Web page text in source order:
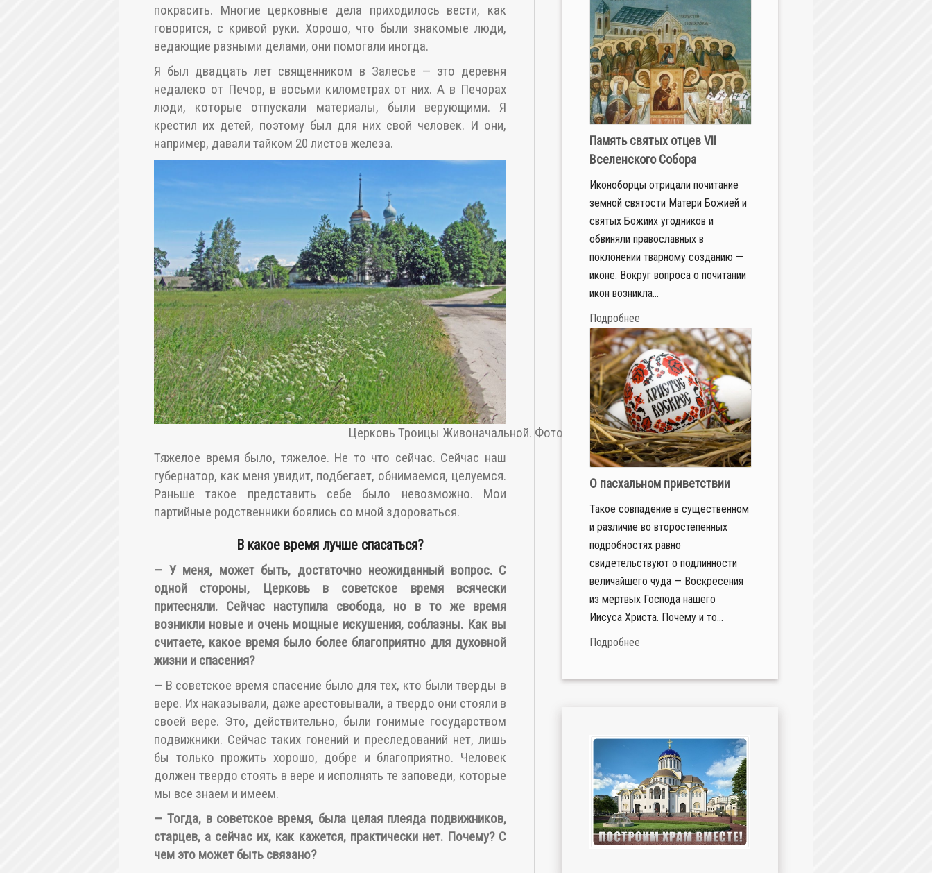
покрасить. Многие церковные дела приходилось вести, как
говорится, с кривой руки. Хорошо, что были знакомые люди,
ведающие разными делами, они помогали иногда.
Я был двадцать лет священником в Залесье — это деревня
недалеко от Печор, в восьми километрах от них. А в Печорах
люди, которые отпускали материалы, были верующими. Я
крестил их детей, поэтому был для них свой человек. И они,
например, давали тайком 20 листов железа.
Церковь Троицы Живоначальной. Фото: Александр Бардин
Тяжелое время было, тяжелое. Не то что сейчас. Сейчас наш
губернатор, как меня увидит, подбегает, обнимаемся, целуемся.
Раньше такое представить себе было невозможно. Мои
партийные родственники боялись со мной здороваться.
В какое время лучше спасаться?
— У меня, может быть, достаточно неожиданный вопрос. С
одной стороны, Церковь в советское время всячески
притесняли. Сейчас наступила свобода, но в то же время
возникли новые и очень мощные искушения, соблазны. Как вы
считаете, какое время было более благоприятно для духовной
жизни и спасения?
— В советское время спасение было для тех, кто были тверды в
вере. Их наказывали, даже арестовывали, а твердо они стояли в
своей вере. Это, действительно, были гонимые государством
подвижники. Сейчас таких гонений и преследований нет, лишь
бы только прожить хорошо, добре и благоприятно. Человек
должен твердо стоять в вере и исполнять те заповеди, которые
мы все знаем и имеем.
— Тогда, в советское время, была целая плеяда подвижников,
старцев, а сейчас их, как кажется, практически нет. Почему? С
чем это может быть связано?
Память святых отцев VII
Вселенского Собора
Иконоборцы отрицали почитание
земной святости Матери Божией и
святых Божиих угодников и
обвиняли православных в
поклонении тварному созданию —
иконе. Вокруг вопроса о почитании
икон возникла...
Подробнее
О пасхальном приветствии
Такое совпадение в существенном
и различие во второстепенных
подробностях равно
свидетельствуют о подлинности
величайшего чуда — Воскресения
из мертвых Господа нашего
Иисуса Христа. Почему и то...
Подробнее